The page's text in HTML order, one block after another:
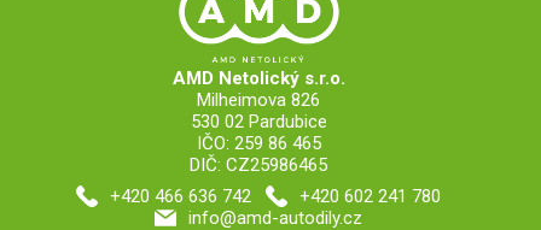
AMD Netolický s.r.o.
Milheimova 826
530 02 Pardubice
IČO: 259 86 465
DIČ: CZ25986465
+420 466 636 742
+420 602 241 780
info@amd-autodily.cz